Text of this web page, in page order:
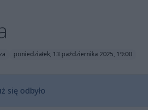
poniedziałek, 13 października 2025, 19:00
się odbyło